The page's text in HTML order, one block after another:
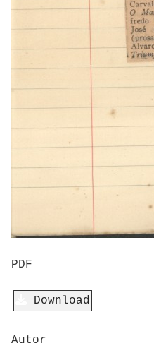
PDF
Download
Autor